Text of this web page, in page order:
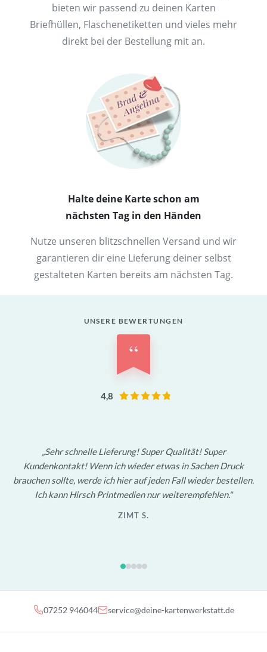
bieten wir passend zu deinen Karten
Briefhüllen, Flaschenetiketten und vieles mehr
direkt bei der Bestellung mit an.
Halte deine Karte schon am
nächsten Tag in den Händen
Nutze unseren blitzschnellen Versand und wir
garantieren dir eine Lieferung deiner selbst
gestalteten Karten bereits am nächsten Tag.
UNSERE BEWERTUNGEN
“
4,8
Sehr schnelle Lieferung! Super Qualität! Super
Kundenkontakt! Wenn ich wieder etwas in Sachen Druck
brauchen sollte, werde ich hier auf jeden Fall wieder bestellen.
Ich kann Hirsch Printmedien nur weiterempfehlen.
ZIMT S.
07252 946044 service@deine-kartenwerkstatt.de